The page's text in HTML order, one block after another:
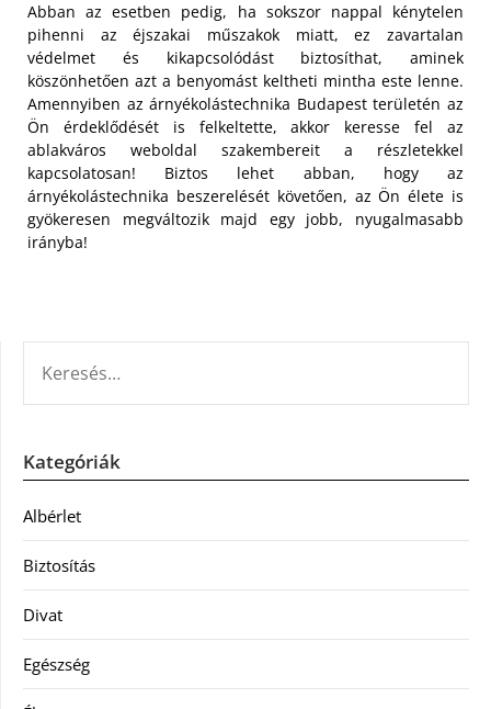
Abban az esetben pedig, ha sokszor nappal kénytelen
pihenni az éjszakai műszakok miatt, ez zavartalan
védelmet és kikapcsolódást biztosíthat, aminek
köszönhetően azt a benyomást keltheti mintha este lenne.
Amennyiben az árnyékolástechnika Budapest területén az
Ön érdeklődését is felkeltette, akkor keresse fel az
ablakváros weboldal szakembereit a részletekkel
kapcsolatosan! Biztos lehet abban, hogy az
árnyékolástechnika beszerelését követően, az Ön élete is
gyökeresen megváltozik majd egy jobb, nyugalmasabb
irányba!
Kategóriák
Albérlet
Biztosítás
Divat
Egészség